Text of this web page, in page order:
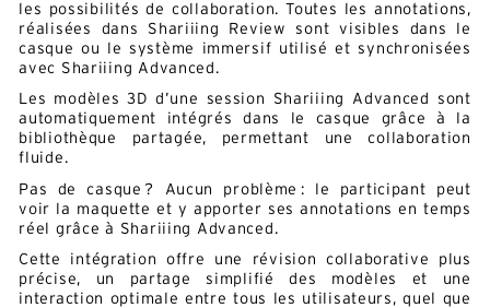
les possibilités de collaboration. Toutes les annotations,
réalisées dans Shariiing Review sont visibles dans le
casque ou le système immersif utilisé et synchronisées
avec Shariiing Advanced.
Les modèles 3D d’une session Shariiing Advanced sont
automatiquement intégrés dans le casque grâce à la
bibliothèque partagée, permettant une collaboration
fluide.
Pas de casque ? Aucun problème : le participant peut
voir la maquette et y apporter ses annotations en temps
réel grâce à Shariiing Advanced.
Cette intégration offre une révision collaborative plus
précise, un partage simplifié des modèles et une
interaction optimale entre tous les utilisateurs, quel que
Ce site est protégé par reCAPTCHA et Google : Privacy
Policy etConditions d'utilisation.